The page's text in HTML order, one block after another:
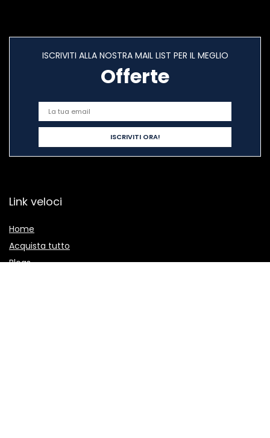
ISCRIVITI ALLA NOSTRA MAIL LIST PER IL MEGLIO
Offerte
Link veloci
Home
Acquista tutto
Blogs